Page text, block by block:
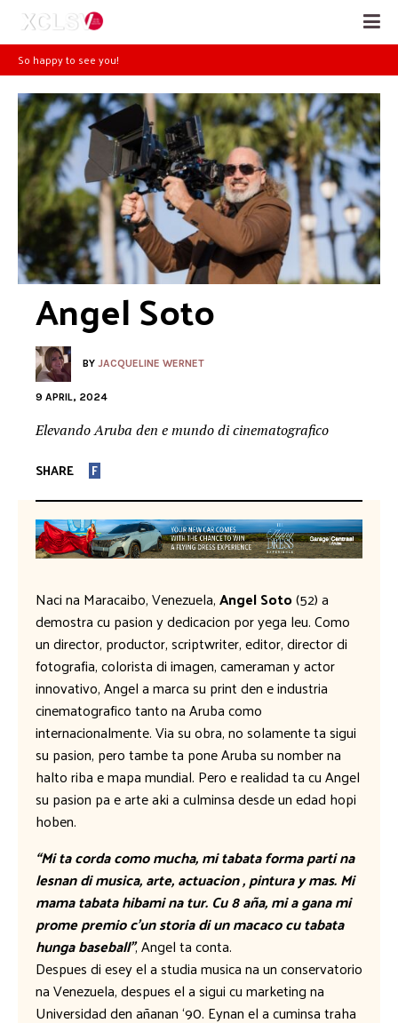
So happy to see you!
Angel Soto
BY JACQUELINE WERNET
9 APRIL, 2024
Elevando Aruba den e mundo di cinematografico
SHARE F
Naci na Maracaibo, Venezuela,Angel Soto(52) a
demostra cu pasion y dedicacion por yega leu. Como
un director, productor, scriptwriter, editor, director di
fotografia, colorista di imagen, cameraman y actor
innovativo, Angel a marca su print den e industria
cinematografico tanto na Aruba como
internacionalmente. Via su obra, no solamente ta sigui
su pasion, pero tambe ta pone Aruba su nomber na
halto riba e mapa mundial. Pero e realidad ta cu Angel
su pasion pa e arte aki a culminsa desde un edad hopi
hoben.
“Mi ta corda como mucha, mi tabata forma parti na
lesnan di musica, arte, actuacion , pintura y mas. Mi
mama tabata hibami na tur. Cu 8 aña, mi a gana mi
prome premio c’un storia di un macaco cu tabata
hunga baseball”, Angel ta conta.
Despues di esey el a studia musica na un conservatorio
na Venezuela, despues el a sigui cu marketing na
Universidad den añanan ‘90. Eynan el a cuminsa traha